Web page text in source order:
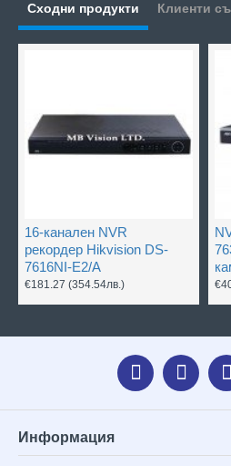
Сходни продукти Клиенти
16-канален NVR
рекордер Hikvision DS-
7616NI-E2/A
€181.27 (354.54лв.)
Информация